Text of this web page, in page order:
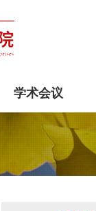
学术会议